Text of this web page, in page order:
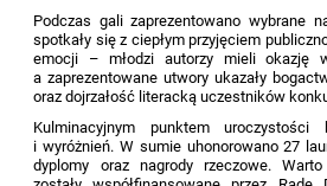
Podczas gali zaprezentowano wybrane
spotkały się z ciepłym przyjęciem
emocji – młodzi autorzy mieli okazję
a zaprezentowane utwory ukazały
oraz dojrzałość literacką uczestników
Kulminacyjnym punktem uroczystości
i wyróżnień. W sumie uhonorowano 27
dyplomy oraz nagrody rzeczowe.